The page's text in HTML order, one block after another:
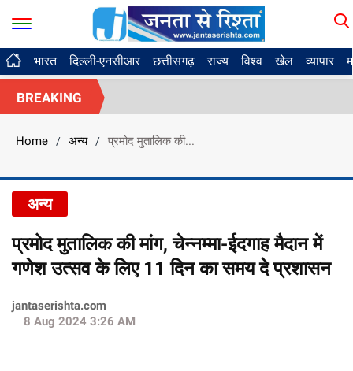
भारत दिल्ली-एनसीआर छत्तीसगढ़ राज्य विश्व खेल व्यापार
BREAKING
Home / अन्य / प्रमोद मुतालिक की...
अन्य
प्रमोद मुतालिक की मांग, चेन्नम्मा-ईदगाह मैदान में
गणेश उत्सव के लिए 11 दिन का समय दे प्रशासन
jantaserishta.com
8 Aug 2024 3:26 AM